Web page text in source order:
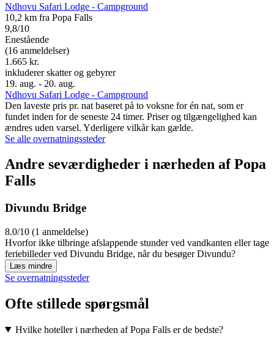
Ndhovu Safari Lodge - Campground
10,2 km fra Popa Falls
9,8/10
Enestående
(16 anmeldelser)
1.665 kr.
inkluderer skatter og gebyrer
19. aug. - 20. aug.
Ndhovu Safari Lodge - Campground
Den laveste pris pr. nat baseret på to voksne for én nat, som er
fundet inden for de seneste 24 timer. Priser og tilgængelighed kan
ændres uden varsel. Yderligere vilkår kan gælde.
Se alle overnatningssteder
Andre seværdigheder i nærheden af Popa
Falls
Divundu Bridge
8.0/10 (1 anmeldelse)
Hvorfor ikke tilbringe afslappende stunder ved vandkanten eller tage
feriebilleder ved Divundu Bridge, når du besøger Divundu?
Læs mindre
Se overnatningssteder
Ofte stillede spørgsmål
Hvilke hoteller i nærheden af Popa Falls er de bedste?